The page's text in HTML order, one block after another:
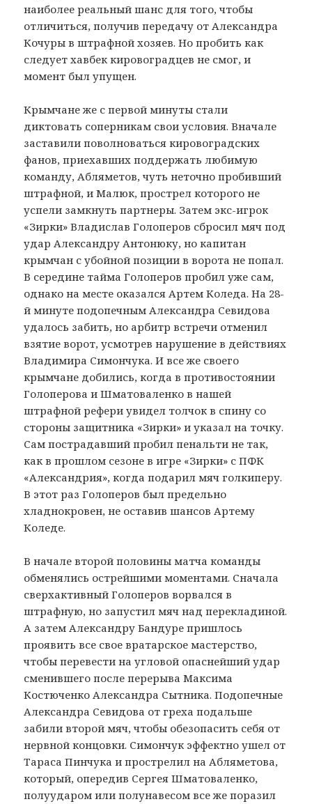
наиболее реальный шанс для того, чтобы
отличиться, получив передачу от Александра
Кочуры в штрафной хозяев. Но пробить как
следует хавбек кировоградцев не смог, и
момент был упущен.
Крымчане же с первой минуты стали
диктовать соперникам свои условия. Вначале
заставили поволноваться кировоградских
фанов, приехавших поддержать любимую
команду, Абляметов, чуть неточно пробивший
штрафной, и Малюк, прострел которого не
успели замкнуть партнеры. Затем экс-игрок
«Зирки» Владислав Голоперов сбросил мяч под
удар Александру Антонюку, но капитан
крымчан с убойной позиции в ворота не попал.
В середине тайма Голоперов пробил уже сам,
однако на месте оказался Артем Коледа. На 28-
й минуте подопечным Александра Севидова
удалось забить, но арбитр встречи отменил
взятие ворот, усмотрев нарушение в действиях
Владимира Симончука. И все же своего
крымчане добились, когда в противостоянии
Голоперова и Шматоваленко в нашей
штрафной рефери увидел толчок в спину со
стороны защитника «Зирки» и указал на точку.
Сам пострадавший пробил пенальти не так,
как в прошлом сезоне в игре «Зирки» с ПФК
«Александрия», когда подарил мяч голкиперу.
В этот раз Голоперов был предельно
хладнокровен, не оставив шансов Артему
Коледе.
В начале второй половины матча команды
обменялись острейшими моментами. Сначала
сверхактивный Голоперов ворвался в
штрафную, но запустил мяч над перекладиной.
А затем Александру Бандуре пришлось
проявить все свое вратарское мастерство,
чтобы перевести на угловой опаснейший удар
сменившего после перерыва Максима
Костюченко Александра Сытника. Подопечные
Александра Севидова от греха подальше
забили второй мяч, чтобы обезопасить себя от
нервной концовки. Симончук эффектно ушел от
Тараса Пинчука и прострелил на Абляметова,
который, опередив Сергея Шматоваленко,
полуударом или полунавесом все же поразил